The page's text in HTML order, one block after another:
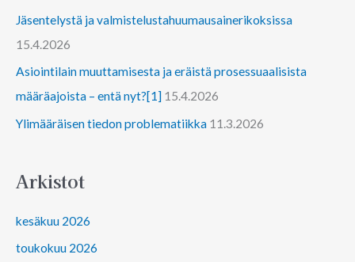
Jäsentelystä ja valmistelustahuumausainerikoksissa
15.4.2026
Asiointilain muuttamisesta ja eräistä prosessuaalisista
määräajoista – entä nyt?[1] 15.4.2026
Ylimääräisen tiedon problematiikka 11.3.2026
Arkistot
kesäkuu 2026
toukokuu 2026